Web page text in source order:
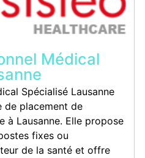
Médical
Spécialisé Lausanne
de placement de
à Lausanne. Elle propose
fixes ou
de la santé et offre